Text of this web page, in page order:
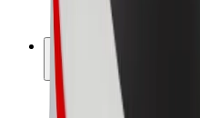
Bolt Plus
Teeni Boltiga